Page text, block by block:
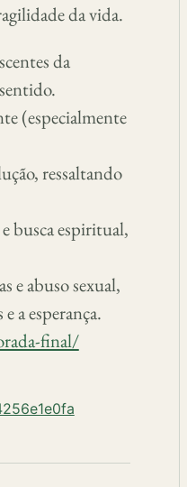
da vida.
da
(especialmente
ressaltando
busca espiritual,
e abuso sexual,
a esperança.
final/